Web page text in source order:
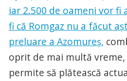
iar 2.500 de oameni vor
fi că Romgaz nu a făcut
preluare a Azomureș,
oprit de mai multă
permite să plătească